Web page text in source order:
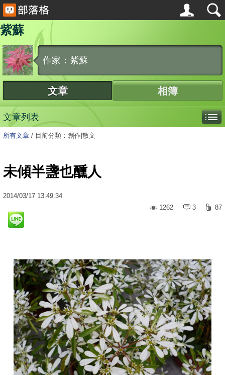
紫蘇
作家：紫蘇
文章 相簿
文章列表
所有文章 / 目前分類：創作|散文
未傾半盞也醺人
2014/03/17 13:49:34
1262
3 87